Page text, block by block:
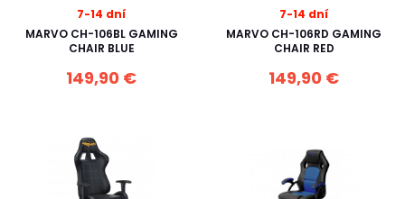
7-14 dní
MARVO CH-106BL GAMING
CHAIR BLUE
149,90 €
7-14 dní
MARVO CH-106RD GAMING
CHAIR RED
149,90 €